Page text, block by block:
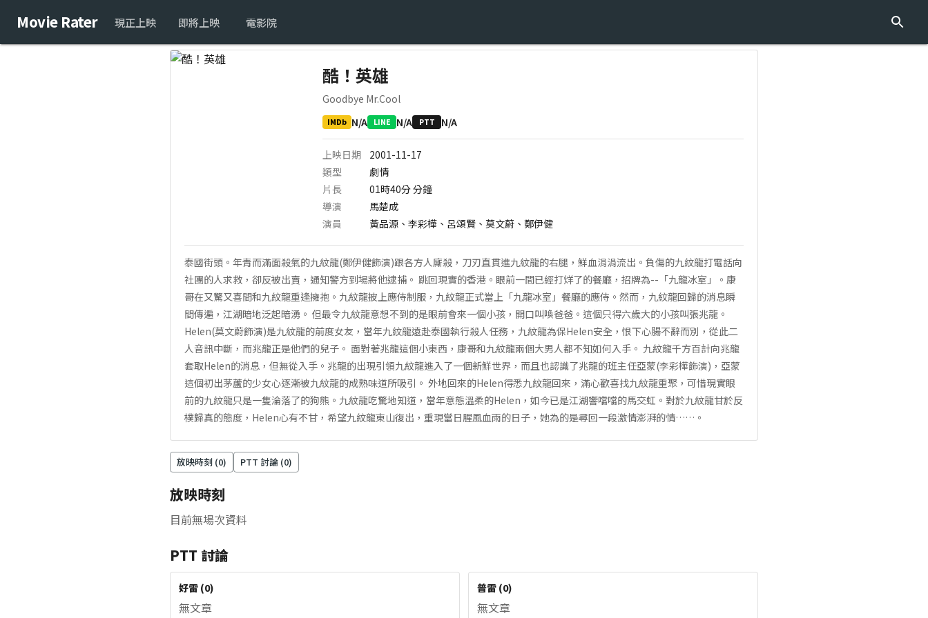
Movie Rater 現正上映 即將上映 電影院
酷！英雄
Goodbye Mr.Cool
IMDb N/A LINE N/A PTT N/A
上映日期
2001-11-17
類型
劇情
片長
01時40分分鐘
導演
馬楚成
演員
黃品源、李彩樺、呂頌賢、莫文蔚、鄭伊健
泰國街頭。年青而滿面殺氣的九紋龍(鄭伊健飾演)跟各方人廝殺，刀刃直貫進九紋龍的右腿，鮮血涓涓流出。負傷的九紋龍打電話向
社團的人求救，卻反被出賣，通知警方到場將他逮捕。 跳回現實的香港。眼前一間已經打烊了的餐廳，招牌為--「九龍冰室」。康
哥在又驚又喜間和九紋龍重逢擁抱。九紋龍披上應侍制服，九紋龍正式當上「九龍冰室」餐廳的應侍。然而，九紋龍回歸的消息瞬
間傳遍，江湖暗地泛起暗湧。 但最令九紋龍意想不到的是眼前會來一個小孩，開口叫喚爸爸。這個只得六歲大的小孩叫張兆龍。
Helen(莫文蔚飾演)是九紋龍的前度女友，當年九紋龍遠赴泰國執行殺人任務，九紋龍為保Helen安全，恨下心腸不辭而別，從此二
人音訊中斷，而兆龍正是他們的兒子。 面對著兆龍這個小東西，康哥和九紋龍兩個大男人都不知如何入手。 九紋龍千方百計向兆龍
套取Helen的消息，但無從入手。兆龍的出現引領九紋龍進入了一個新鮮世界，而且也認識了兆龍的班主任亞蒙(李彩樺飾演)，亞蒙
這個初出茅蘆的少女心逐漸被九紋龍的成熟味道所吸引。 外地回來的Helen得悉九紋龍回來，滿心歡喜找九紋龍重聚，可惜現實眼
前的九紋龍只是一隻淪落了的狗熊。九紋龍吃驚地知道，當年意態溫柔的Helen，如今已是江湖響噹噹的馬交虹。對於九紋龍甘於反
樸歸真的態度，Helen心有不甘，希望九紋龍東山復出，重現當日腥風血雨的日子，她為的是尋回一段激情澎湃的情……。
放映時刻 (0) PTT 討論 (0)
放映時刻
目前無場次資料
PTT 討論
好雷 (0)
無文章
普雷 (0)
無文章